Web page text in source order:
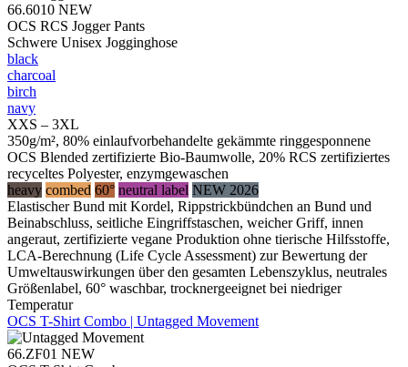
66.6010 NEW
OCS RCS Jogger Pants
Schwere Unisex Jogginghose
black
charcoal
birch
navy
XXS – 3XL
350g/m², 80% einlaufvorbehandelte gekämmte ringgesponnene
OCS Blended zertifizierte Bio-Baumwolle, 20% RCS zertifiziertes
recyceltes Polyester, enzymgewaschen
heavy combed 60° neutral label NEW 2026
Elastischer Bund mit Kordel, Rippstrickbündchen an Bund und
Beinabschluss, seitliche Eingriffstaschen, weicher Griff, innen
angeraut, zertifizierte vegane Produktion ohne tierische Hilfsstoffe,
LCA-Berechnung (Life Cycle Assessment) zur Bewertung der
Umweltauswirkungen über den gesamten Lebenszyklus, neutrales
Größenlabel, 60° waschbar, trocknergeeignet bei niedriger
Temperatur
OCS T-Shirt Combo | Untagged Movement
66.ZF01 NEW